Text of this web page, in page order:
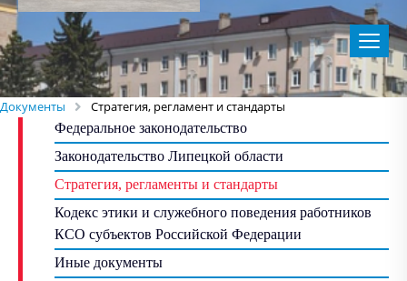
Документы Стратегия, регламент и стандарты
Федеральное законодательство
Законодательство Липецкой области
Стратегия, регламенты и стандарты
Кодекс этики и служебного поведения работников
КСО субъектов Российской Федерации
Иные документы